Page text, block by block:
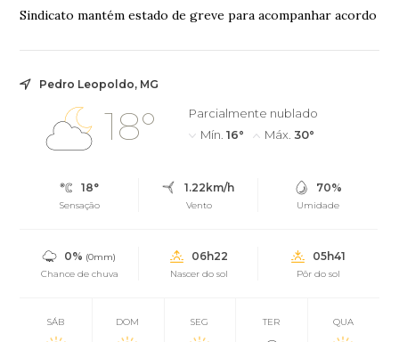
Sindicato mantém estado de greve para acompanhar acordo
Pedro Leopoldo, MG
18°
Parcialmente nublado
Mín. 16° Máx. 30°
18°
Sensação
1.22km/h
Vento
70%
Umidade
0% (0mm)
Chance de chuva
06h22
Nascer do sol
05h41
Pôr do sol
SÁB DOM SEG TER QUA